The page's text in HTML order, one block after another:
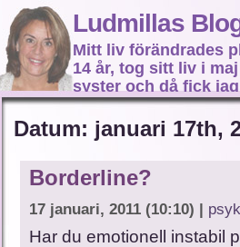
Ludmillas
Mitt liv förändrades
14 år, tog sitt liv i
syster och då fick
fortsätta mitt liv…
Datum: januari 17th,
Borderline?
17 januari, 2011 (10:10) |
Har du emotionell instabil